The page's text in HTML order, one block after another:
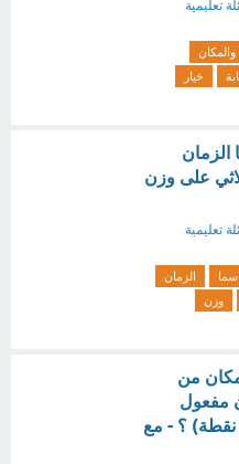
تعليمية
والمكان
خيار
الزمان
على وزن
تعليمية
اسما
الزمان
وزن
من
مفعول
السؤال. خيار واحد. (1 نقطة) ؟ - مع